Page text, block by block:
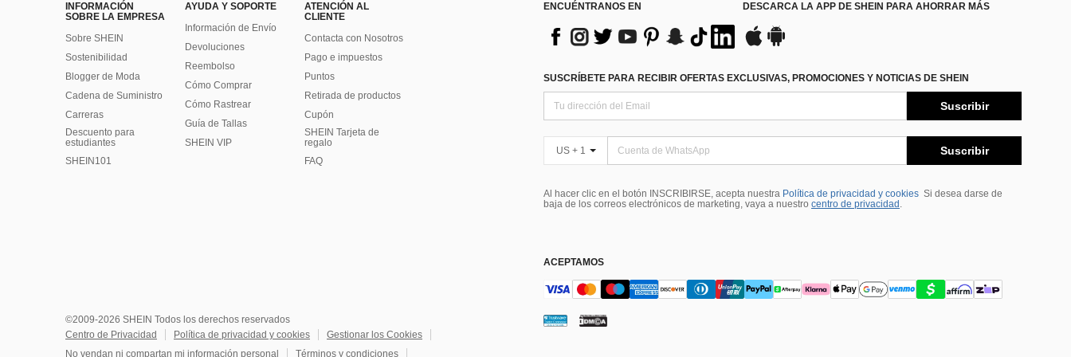
INFORMACIÓN
SOBRE LA EMPRESA
Sobre SHEIN
Sostenibilidad
Blogger de Moda
Cadena de Suministro
Carreras
Descuento para
estudiantes
SHEIN101
AYUDA Y SOPORTE
Información de Envío
Devoluciones
Reembolso
Cómo Comprar
Cómo Rastrear
Guía de Tallas
SHEIN VIP
ATENCIÓN AL
CLIENTE
Contacta con Nosotros
Pago e impuestos
Puntos
Retirada de productos
Cupón
SHEIN Tarjeta de
regalo
FAQ
ENCUÉNTRANOS EN DESCARCA LA APP DE SHEIN PARA AHORRAR MÁS
SUSCRÍBETE PARA RECIBIR OFERTAS EXCLUSIVAS, PROMOCIONES Y NOTICIAS DE SHEIN
Suscribir
US + 1 Suscribir
Al hacer clic en el botón INSCRIBIRSE, acepta nuestra Política de privacidad y cookies Si desea darse de
baja de los correos electrónicos de marketing, vaya a nuestro centro de privacidad .
ACEPTAMOS
©2009-2026 SHEIN Todos los derechos reservados
Centro de Privacidad
Política de privacidad y cookies
Gestionar los Cookies
No vendan ni compartan mi información personal
Términos y condiciones